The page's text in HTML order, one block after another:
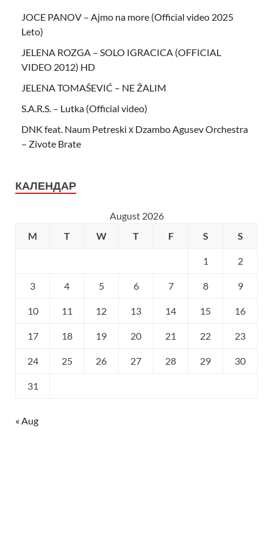
JOCE PANOV – Ajmo na more (Official video 2025
Leto)
JELENA ROZGA – SOLO IGRACICA (OFFICIAL
VIDEO 2012) HD
JELENA TOMAŠEVIĆ – NE ŽALIM
S.A.R.S. – Lutka (Official video)
DNK feat. Naum Petreski х Dzambo Agusev Orchestra
– Zivote Brate
КАЛЕНДАР
August 2026
M
T W T F S S
1 2
3 4 5 6 7 8 9
10 11 12 13 14 15 16
17 18 19 20 21 22 23
24 25 26 27 28 29 30
31
« Aug